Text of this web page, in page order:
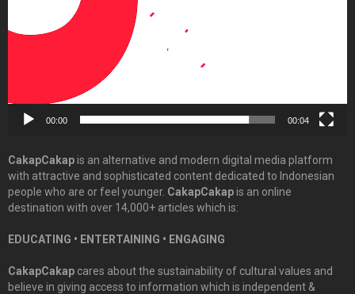
00:00 00:04
CakapCakapis an alternative and modern digital media platform
with attractive and sophisticated content dedicated to Indonesian
people who are or feel younger. CakapCakapis an online
destination with over 14,000+ articles which is:
EDUCATING • ENTERTAINING • ENGAGING
CakapCakap cares about the sustainability of cultural values and
believe in giving access to information which is independent &